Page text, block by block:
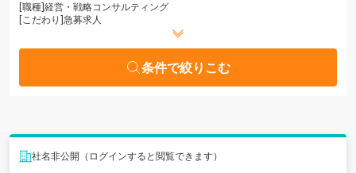
[職種]経営・戦略コンサルティング
[こだわり]急募求人
条件で絞りこむ
社名非公開（ログインすると閲覧できます）